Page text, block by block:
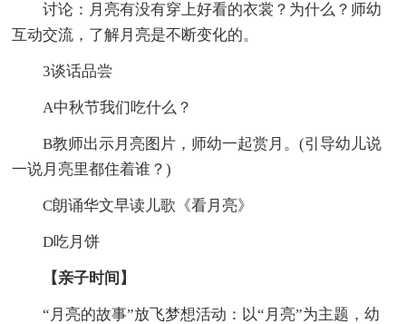
讨论：月亮有没有穿上好看的衣裳？为什么？师幼
互动交流，了解月亮是不断变化的。
3谈话品尝
A中秋节我们吃什么？
B教师出示月亮图片，师幼一起赏月。(引导幼儿说
一说月亮里都住着谁？)
C朗诵华文早读儿歌《看月亮》
D吃月饼
【亲子时间】
“月亮的故事”放飞梦想活动：以“月亮”为主题，幼